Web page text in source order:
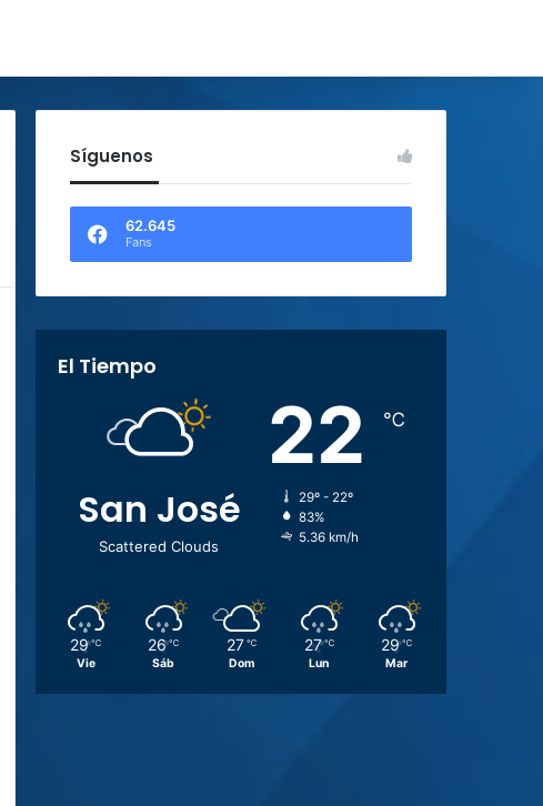
Síguenos
62.645
Fans
El Tiempo
San José
Scattered Clouds
22 ℃
29º - 22º
83%
5.36 km/h
29 ℃
Vie
26 ℃
Sáb
27 ℃
Dom
27 ℃
Lun
29 ℃
Mar